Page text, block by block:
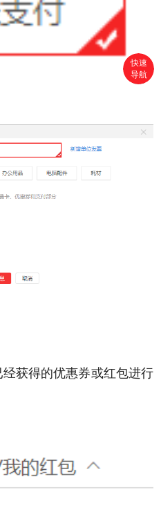
获得的优惠券或红包进行
首页
快速
导航